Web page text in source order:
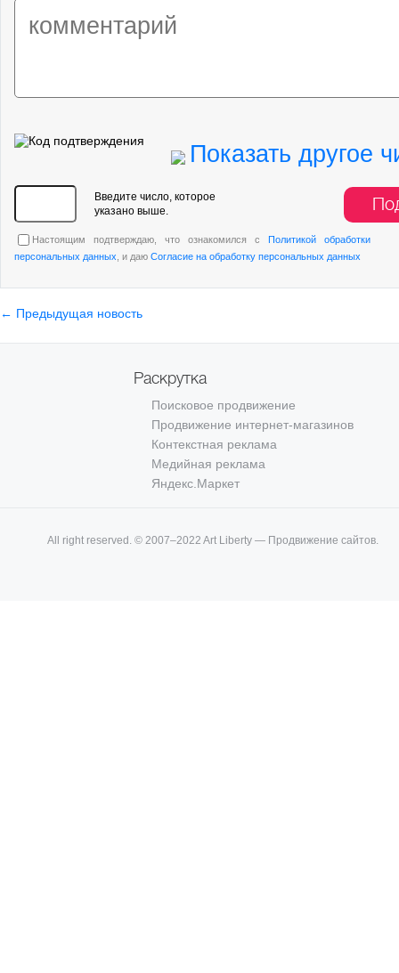
Показать другое
Введите число, которое
указано выше.
Настоящим подтверждаю, что ознакомился с Политикой обработки
персональных данных , и даю Согласие на обработку персональных данных
← Предыдущая новость
Раскрутка
Поисковое продвижение
Продвижение интернет-магазинов
Контекстная реклама
Медийная реклама
Яндекс.Маркет
All right reserved. © 2007–2022 Art Liberty — Продвижение сайтов.